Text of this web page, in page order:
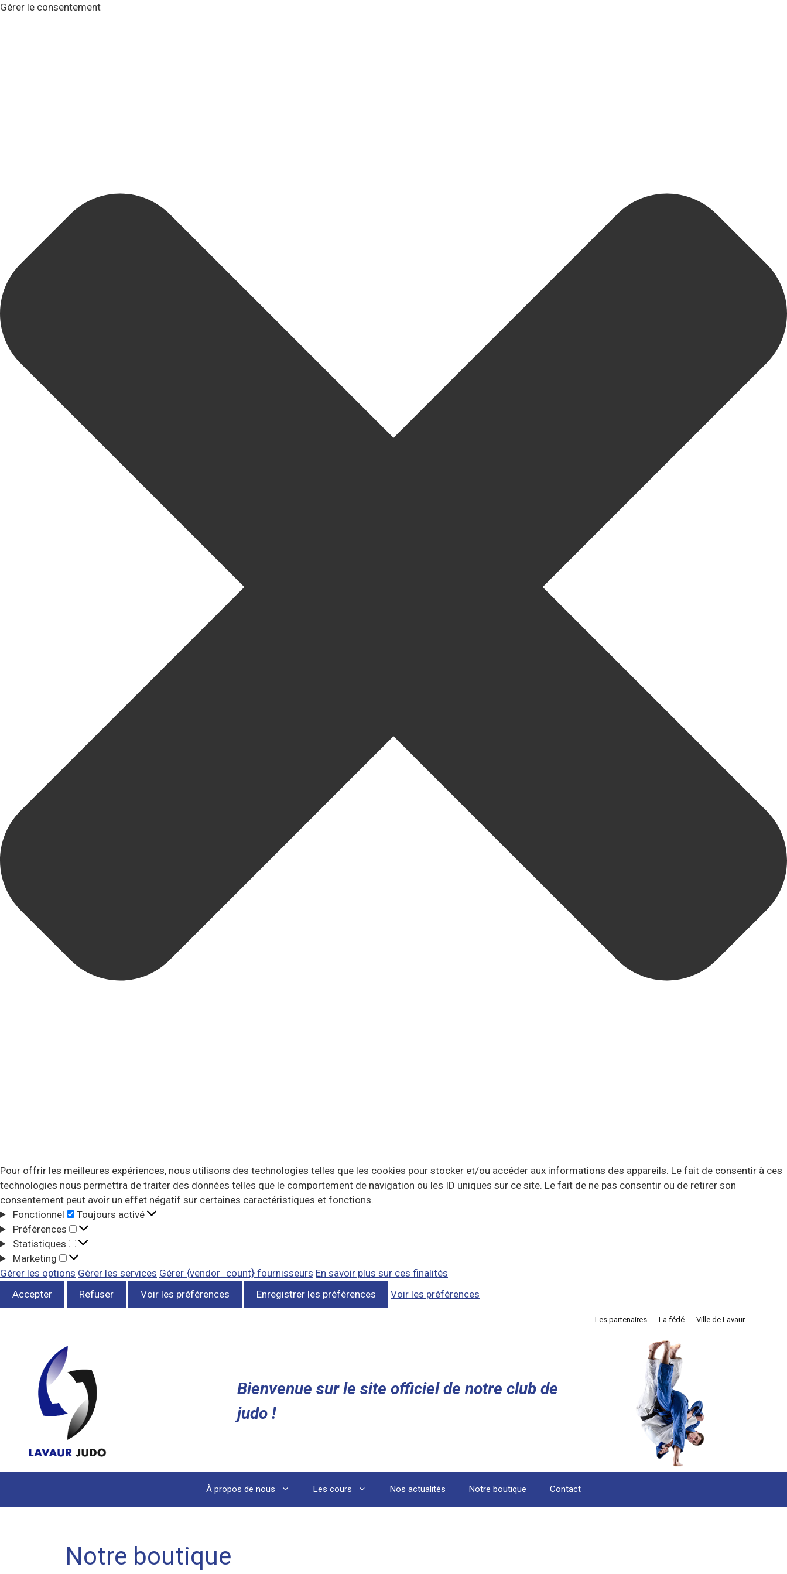
Gérer le consentement
Pour offrir les meilleures expériences, nous utilisons des technologies telles que les cookies pour stocker et/ou accéder aux informations des appareils. Le fait de consentir à ces
technologies nous permettra de traiter des données telles que le comportement de navigation ou les ID uniques sur ce site. Le fait de ne pas consentir ou de retirer son
consentement peut avoir un effet négatif sur certaines caractéristiques et fonctions.
Fonctionnel
Toujours activé
Préférences
Statistiques
Marketing
Gérer les options Gérer les services Gérer {vendor_count} fournisseurs En savoir plus sur ces finalités
Accepter
Refuser Voir les préférences Enregistrer les préférences Voir les préférences
Les partenaires La fédé Ville de Lavaur
Bienvenue sur le site officiel de notre club de
judo !
À propos de nous Les cours Nos actualités Notre boutique Contact
Notre boutique